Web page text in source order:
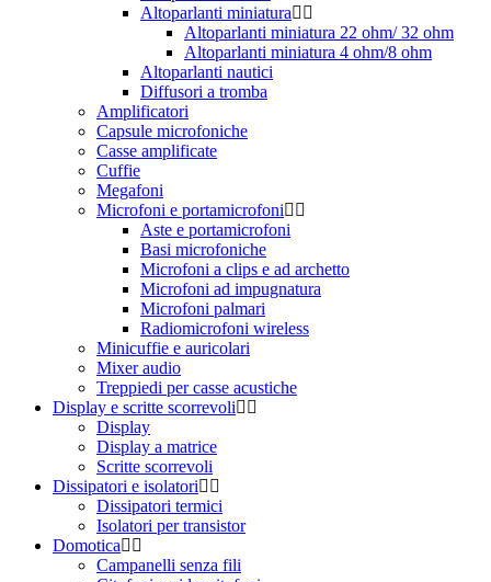
Altoparlanti miniatura
Altoparlanti miniatura 22 ohm/ 32 ohm
Altoparlanti miniatura 4 ohm/8 ohm
Altoparlanti nautici
Diffusori a tromba
Amplificatori
Capsule microfoniche
Casse amplificate
Cuffie
Megafoni
Microfoni e portamicrofoni
Aste e portamicrofoni
Basi microfoniche
Microfoni a clips e ad archetto
Microfoni ad impugnatura
Microfoni palmari
Radiomicrofoni wireless
Minicuffie e auricolari
Mixer audio
Treppiedi per casse acustiche
Display e scritte scorrevoli
Display
Display a matrice
Scritte scorrevoli
Dissipatori e isolatori
Dissipatori termici
Isolatori per transistor
Domotica
Campanelli senza fili